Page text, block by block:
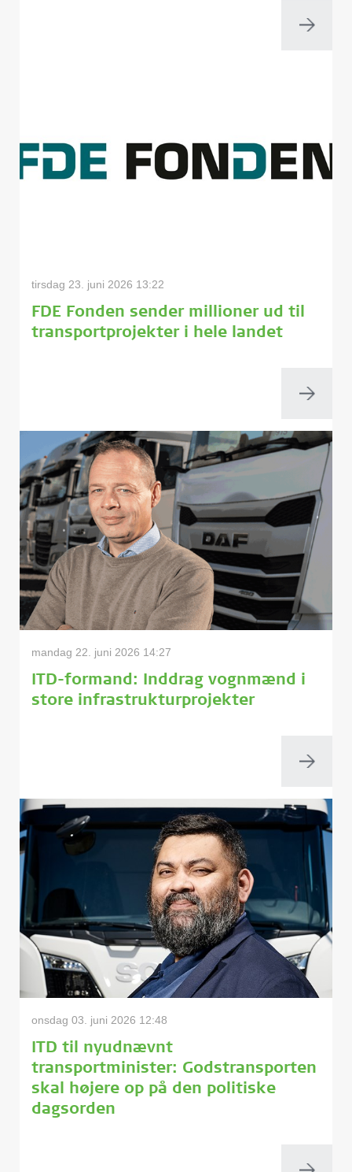
tirsdag 23. juni 2026 13:22
FDE Fonden sender millioner ud til
transportprojekter i hele landet
mandag 22. juni 2026 14:27
ITD-formand: Inddrag vognmænd i
store infrastrukturprojekter
onsdag 03. juni 2026 12:48
ITD til nyudnævnt
transportminister: Godstransporten
skal højere op på den politiske
dagsorden